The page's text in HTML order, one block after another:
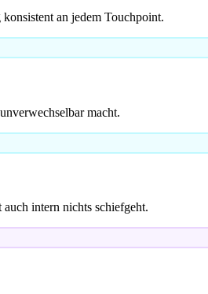
an jedem Touchpoint.
macht.
intern nichts schiefgeht.